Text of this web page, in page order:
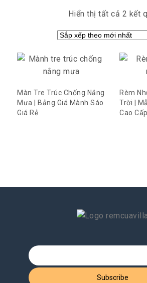
Hiển thị tất cả 2 kết
Màn Tre Trúc Chống Nắng
Mưa | Bảng Giá Mành Sáo
Giá Rẻ
Rèm
Trời |
Cao Cấp